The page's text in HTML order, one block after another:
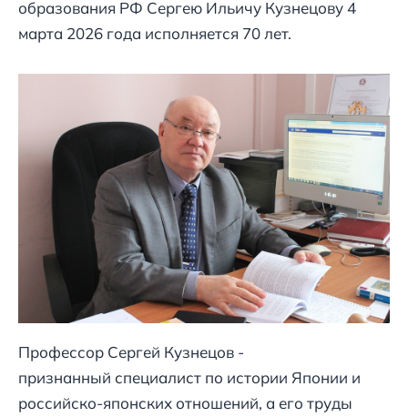
образования РФ Сергею Ильичу Кузнецову 4
марта 2026 года исполняется 70 лет.
Профессор Сергей Кузнецов -
признанный специалист по истории Японии и
российско-японских отношений, а его труды